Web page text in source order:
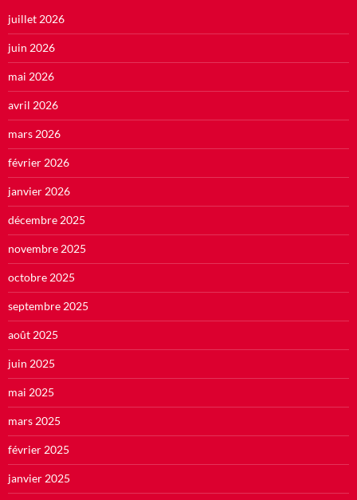
juillet 2026
juin 2026
mai 2026
avril 2026
mars 2026
février 2026
janvier 2026
décembre 2025
novembre 2025
octobre 2025
septembre 2025
août 2025
juin 2025
mai 2025
mars 2025
février 2025
janvier 2025